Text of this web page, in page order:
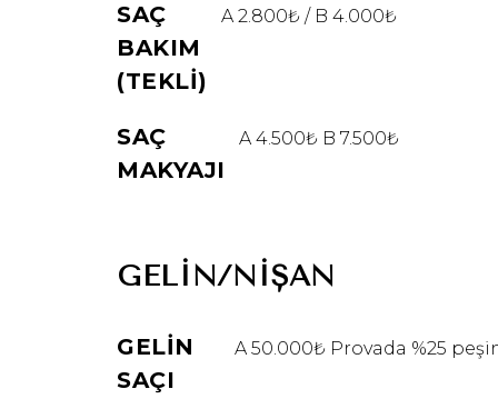
SAÇ
BAKIM
(TEKLI)
A 2.800₺ / B 4.000₺
SAÇ
MAKYAJI
A 4.500₺ B 7.500₺
GELIN/NIŞAN
GELIN
SAÇI
A 50.000₺ Provada %25